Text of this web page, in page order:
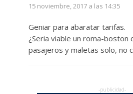
15 noviembre, 2017 a las 14:35
Geniar para abaratar tarifas.
¿Seria viable un roma-boston
pasajeros y maletas solo, no